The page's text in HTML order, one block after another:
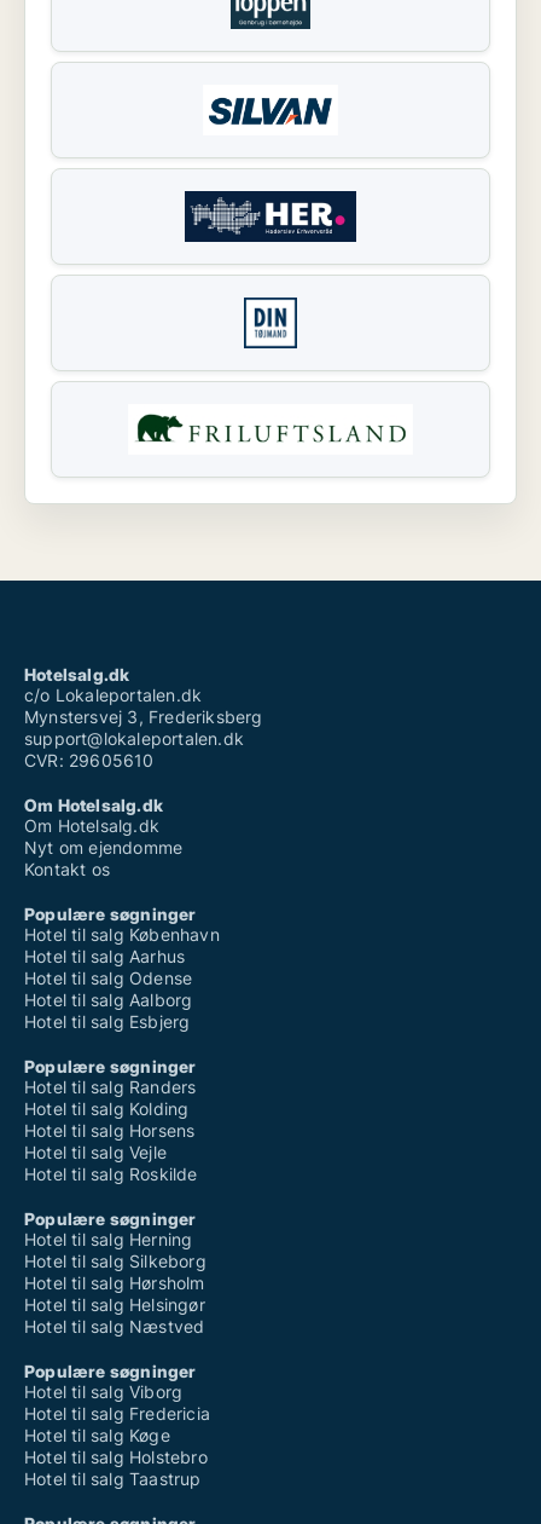
Hotelsalg.dk
c/o Lokaleportalen.dk
Mynstersvej 3, Frederiksberg
support@lokaleportalen.dk
CVR: 29605610
Om Hotelsalg.dk
Om Hotelsalg.dk
Nyt om ejendomme
Kontakt os
Populære søgninger
Hotel til salg København
Hotel til salg Aarhus
Hotel til salg Odense
Hotel til salg Aalborg
Hotel til salg Esbjerg
Populære søgninger
Hotel til salg Randers
Hotel til salg Kolding
Hotel til salg Horsens
Hotel til salg Vejle
Hotel til salg Roskilde
Populære søgninger
Hotel til salg Herning
Hotel til salg Silkeborg
Hotel til salg Hørsholm
Hotel til salg Helsingør
Hotel til salg Næstved
Populære søgninger
Hotel til salg Viborg
Hotel til salg Fredericia
Hotel til salg Køge
Hotel til salg Holstebro
Hotel til salg Taastrup